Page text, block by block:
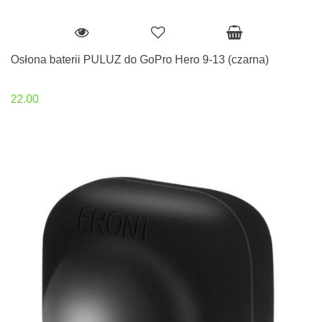
Osłona baterii PULUZ do GoPro Hero 9-13 (czarna)
22.00